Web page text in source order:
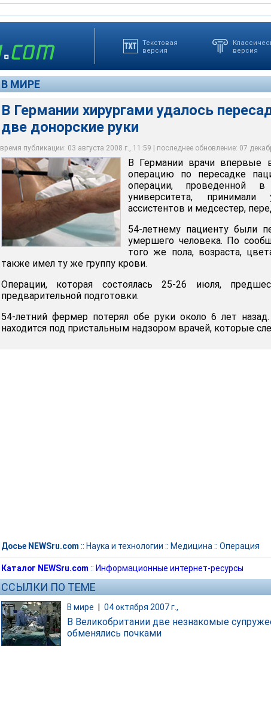
Текстовая
версия
версия
В МИРЕ
В Германии хирургами удалось
две донорские руки
время публикации: 03 августа 2008 г., 11:59 | последнее обновление: 07
В Германии хирургами удалось пересадить пациенту две
Spiegel
В Германии врачи впервые
операцию по пересадке
операции, проведенной
университета,
ассистентов и медсестер,
54-летнему пациенту были
умершего человека. По
того же пола, возраста,
также имел ту же группу крови.
Операции, которая состоялась 25-26 июля,
предварительной подготовки.
54-летний фермер потерял обе руки около 6 лет
находится под пристальным надзором врачей, которые
Досье NEWSru.com :: Наука и технологии :: Медицина :: Операция
Каталог NEWSru.com :: Информационные интернет-ресурсы
ССЫЛКИ ПО ТЕМЕ
В мире 04 октября 2007 г.,
В Великобритании две незнакомые
обменялись почками